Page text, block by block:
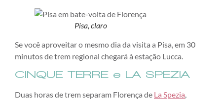
Pisa, claro
Se você aproveitar o mesmo dia da visita a Pisa, em 30
minutos de trem regional chegará à estação Lucca.
CINQUE TERRE e LA SPEZIA
Duas horas de trem separam Florença de La Spezia,